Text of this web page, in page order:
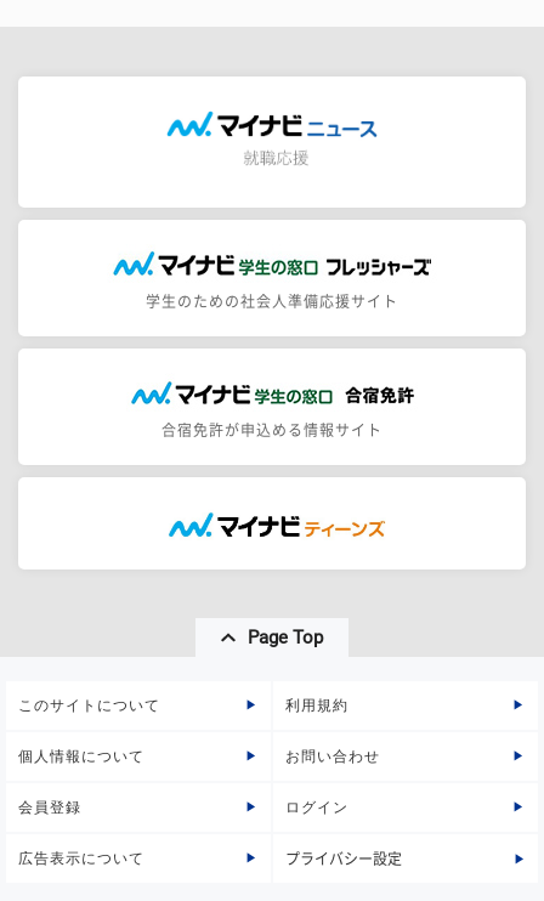
学生のための社会人準備応援サイト
合宿免許が申込める情報サイト
Page Top
このサイトについて 利用規約
個人情報について お問い合わせ
会員登録 ログイン
広告表示について プライバシー設定